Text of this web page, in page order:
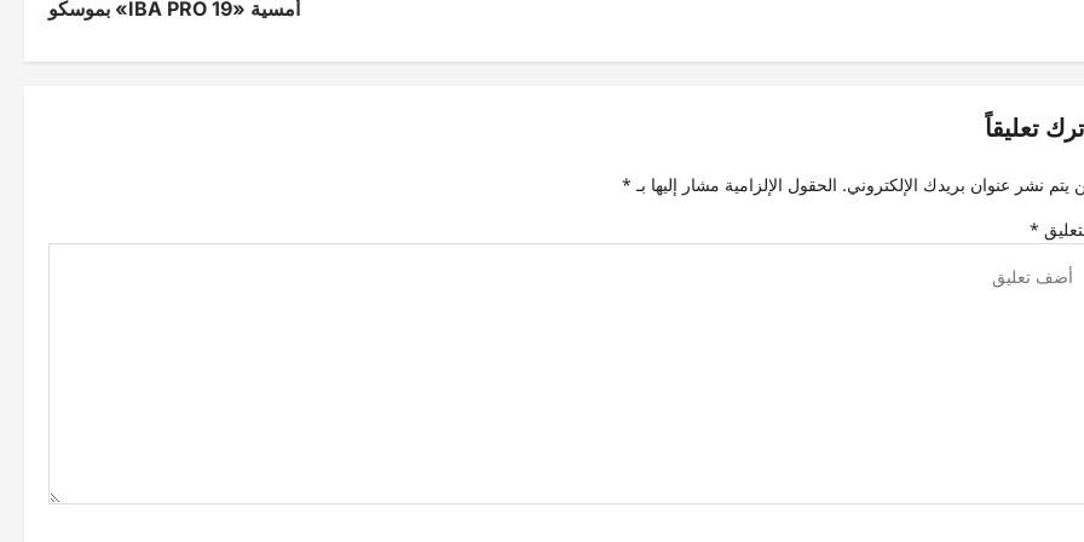
أمسية «IBA PRO 19» بموسكو
اترك تعليقاً
يتم نشر عنوان بريدك الإلكتروني. الحقول الإلزامية مشار إليها بـ *
*